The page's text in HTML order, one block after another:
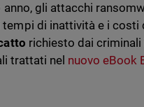
gli attacchi
tempi di inattività e i
richiesto dai
trattati nel nuovo eBook